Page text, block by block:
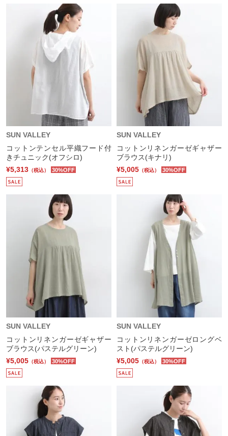
SUN VALLEY
コットンテンセル平織フード付
きチュニック(オフシロ)
¥5,313 （税込） 30%OFF
SUN VALLEY
コットンリネンガーゼギャザー
ブラウス(キナリ)
¥5,005 （税込） 30%OFF
SUN VALLEY
コットンリネンガーゼギャザー
ブラウス(パステルグリーン)
¥5,005 （税込） 30%OFF
SUN VALLEY
コットンリネンガーゼロングベ
スト(パステルグリーン)
¥5,005 （税込） 30%OFF